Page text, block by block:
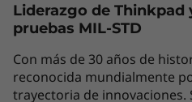
con la
Liderazgo de Thinkpad
pruebas MIL-STD
Con más de 30 años de
reconocida mundialmente
trayectoria de innovaciones.